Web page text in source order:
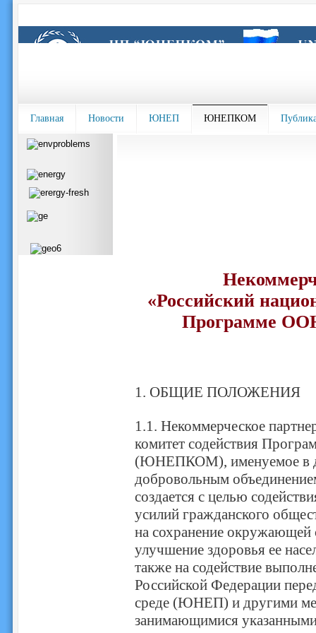
Главная Новости ЮНЕП ЮНЕПКОМ
«Российский
Программе
1. ОБЩИЕ ПОЛОЖЕНИЯ
1.1. Некоммерческое
комитет содействия
(ЮНЕПКОМ), именуемое в
добровольным
создается с целью
усилий гражданского
на сохранение окружающей
улучшение здоровья ее
также на содействие
Российской Федерации
среде (ЮНЕП) и другими
занимающимися